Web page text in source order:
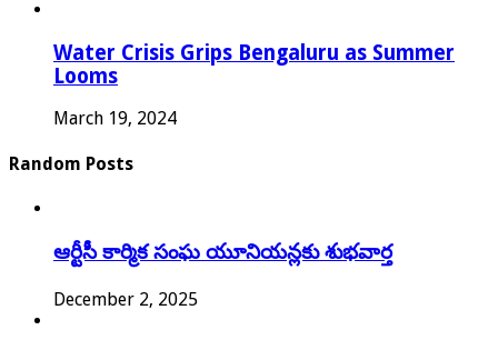
Water Crisis Grips Bengaluru as Summer
Looms
March 19, 2024
Random Posts
ఆర్టీసీ కార్మిక సంఘ యూనియన్లకు శుభవార్త
December 2, 2025